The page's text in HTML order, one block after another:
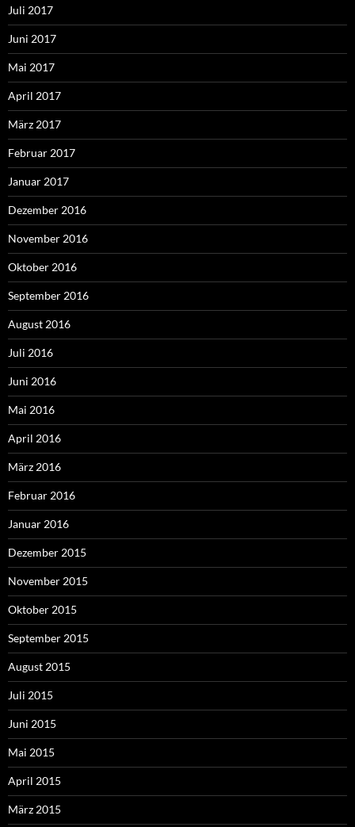
Juli 2017
Juni 2017
Mai 2017
April 2017
März 2017
Februar 2017
Januar 2017
Dezember 2016
November 2016
Oktober 2016
September 2016
August 2016
Juli 2016
Juni 2016
Mai 2016
April 2016
März 2016
Februar 2016
Januar 2016
Dezember 2015
November 2015
Oktober 2015
September 2015
August 2015
Juli 2015
Juni 2015
Mai 2015
April 2015
März 2015